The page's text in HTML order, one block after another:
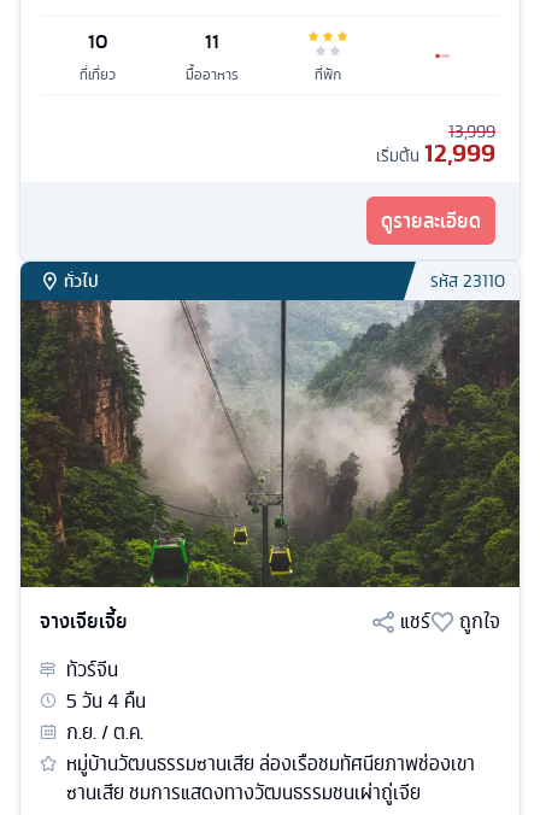
10
ที่เที่ยว
11
มื้ออาหาร ที่พัก
13,999
เริ่มต้น 12,999
ดูรายละเอียด
ทั่วไป รหัส23110
จางเจียเจี้ย แชร์
ถูกใจ
ทัวร์จีน
5วัน4 คืน
ก.ย. / ต.ค.
หมู่บ้านวัฒนธรรมซานเสีย ล่องเรือชมทัศนียภาพช่องเขา
ซานเสีย ชมการแสดงทางวัฒนธรรมชนเผ่าถู่เจีย